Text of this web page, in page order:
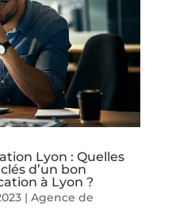
Lyon : Quelles
d’un bon
à Lyon ?
| Agence de